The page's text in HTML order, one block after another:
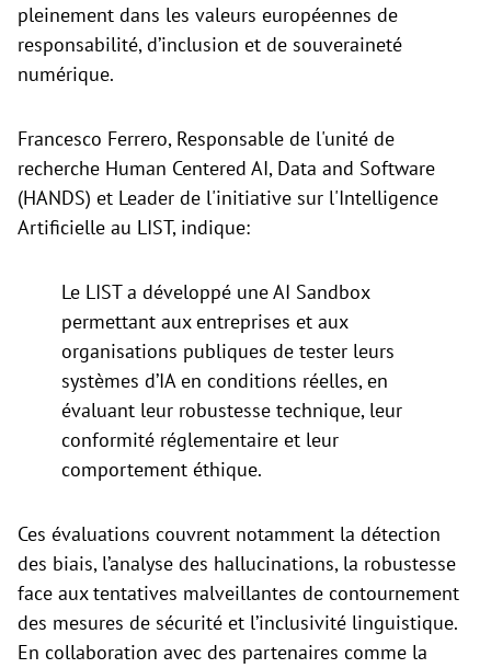
pleinement dans les valeurs européennes de
responsabilité, d’inclusion et de souveraineté
numérique.
Francesco Ferrero, Responsable de l'unité de
recherche Human Centered AI, Data and Software
(HANDS) et Leader de l'initiative sur l'Intelligence
Artificielle au LIST, indique:
Le LIST a développé une AI Sandbox
permettant aux entreprises et aux
organisations publiques de tester leurs
systèmes d’IA en conditions réelles, en
évaluant leur robustesse technique, leur
conformité réglementaire et leur
comportement éthique.
Ces évaluations couvrent notamment la détection
des biais, l’analyse des hallucinations, la robustesse
face aux tentatives malveillantes de contournement
des mesures de sécurité et l’inclusivité linguistique.
En collaboration avec des partenaires comme la